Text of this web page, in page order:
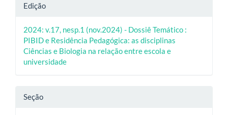
Edição
2024: v.17, nesp.1 (nov.2024) - Dossiê Temático :
PIBID e Residência Pedagógica: as disciplinas
Ciências e Biologia na relação entre escola e
universidade
Seção